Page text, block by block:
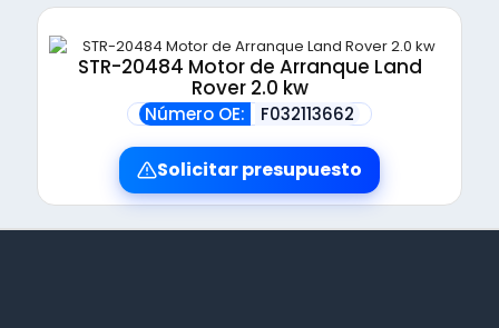
STR-20484 Motor de Arranque Land
Rover 2.0 kw
Número OE: F032113662
Solicitar presupuesto